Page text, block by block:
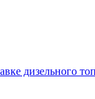
дизельного